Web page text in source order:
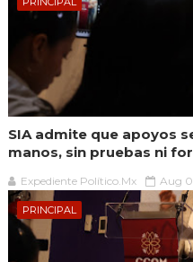
SIA admite que apoyos
manos, sin pruebas ni
Expediente Político.Mx Aug
PRINCIPAL